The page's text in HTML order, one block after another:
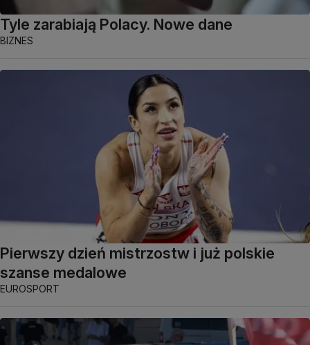
Tyle zarabiają Polacy. Nowe dane
BIZNES
Pierwszy dzień mistrzostw i już polskie
szanse medalowe
EUROSPORT